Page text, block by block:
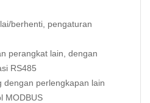
berhenti, pengaturan
perangkat lain, dengan
RS485
dengan perlengkapan lain
MODBUS